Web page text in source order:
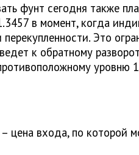
фунт сегодня также
в момент, когда
перекупленности. Это
к обратному
уровню
цена входа, по которой